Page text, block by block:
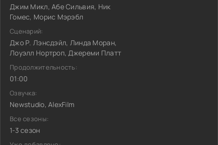
Джим Микл, Абе Сильвия, Ник
Гомес, Морис Мэрэбл
Сценарий:
Джо Р. Лэнсдэйл, Линда Моран,
Лоуэлл Нортроп, Джереми Платт
Продолжительность:
01:00
Озвучка:
Newstudio, AlexFilm
Все сезоны:
1-3 сезон